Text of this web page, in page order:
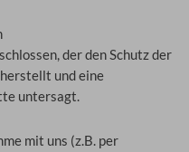
der den Schutz der
und eine
untersagt.
mit uns (z.B. per